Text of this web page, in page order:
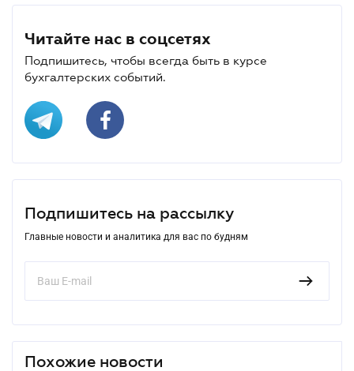
Читайте нас в соцсетях
Подпишитесь, чтобы всегда быть в курсе
бухгалтерских событий.
Подпишитесь на рассылку
Главные новости и аналитика для вас по будням
Похожие новости